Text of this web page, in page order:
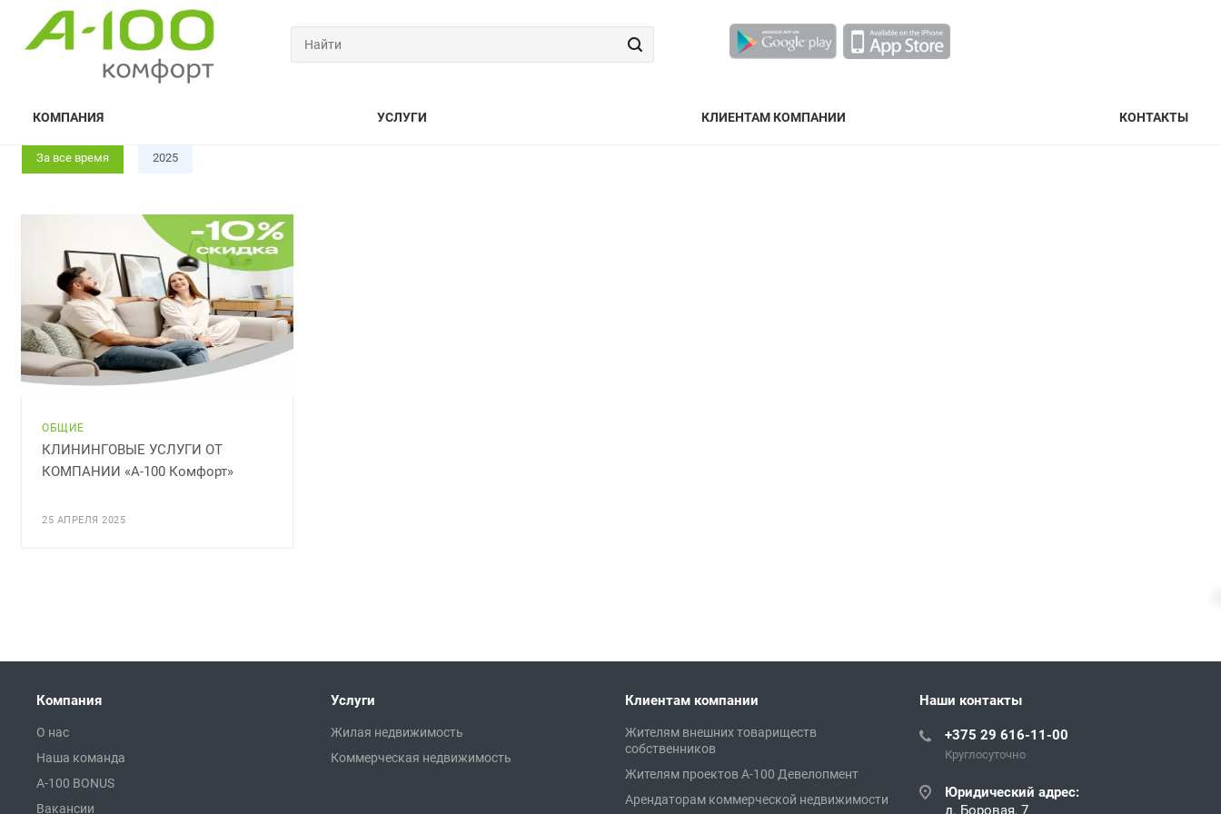
КОМПАНИЯ УСЛУГИ КЛИЕНТАМ КОМПАНИИ КОНТАКТЫ
За все время 2025
ОБЩИЕ
КЛИНИНГОВЫЕ УСЛУГИ ОТ
КОМПАНИИ «А-100 Комфорт»
25 АПРЕЛЯ 2025
Компания
О нас
Наша команда
A-100 BONUS
Вакансии
Услуги
Жилая недвижимость
Коммерческая недвижимость
Клиентам компании
Жителям внешних товариществ
собственников
Жителям проектов А-100 Девелопмент
Арендаторам коммерческой недвижимости
Наши контакты
+375 29 616-11-00
Круглосуточно
Юридический адрес:
д. Боровая, 7